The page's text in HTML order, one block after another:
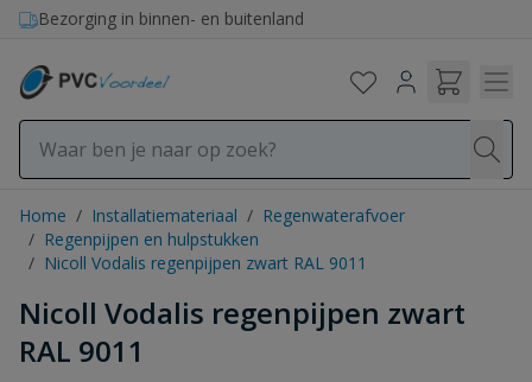
Ga naar de inhoud
Bezorging in binnen- en buitenland
Home / Installatiemateriaal / Regenwaterafvoer
/ Regenpijpen en hulpstukken
/ Nicoll Vodalis regenpijpen zwart RAL 9011
Nicoll Vodalis regenpijpen zwart
RAL 9011